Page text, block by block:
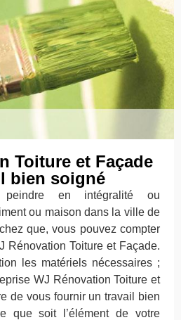
Toiture et Façade
bien soigné
peindre en intégralité ou
ou maison dans la ville de
que, vous pouvez compter
Rénovation Toiture et Façade.
les matériels nécessaires ;
WJ Rénovation Toiture et
de vous fournir un travail bien
que soit l’élément de votre